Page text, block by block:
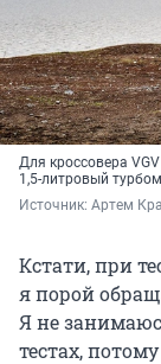
Для кроссовера
1,5-литровый
Источник: Артем
Кстати, при
я порой
Я не
тестах,